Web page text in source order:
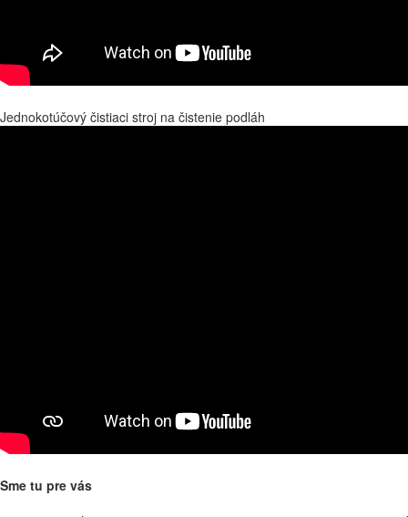
Jednokotúčový čistiaci stroj na čistenie podláh
Sme tu pre vás